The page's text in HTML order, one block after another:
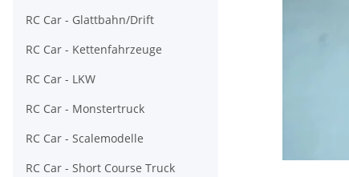
RC Car - Glattbahn/Drift
RC Car - Kettenfahrzeuge
RC Car - LKW
RC Car - Monstertruck
RC Car - Scalemodelle
RC Car - Short Course Truck